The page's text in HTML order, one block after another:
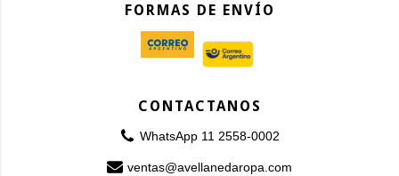
FORMAS DE ENVÍO
CONTACTANOS
WhatsApp 11 2558-0002
ventas@avellanedaropa.com